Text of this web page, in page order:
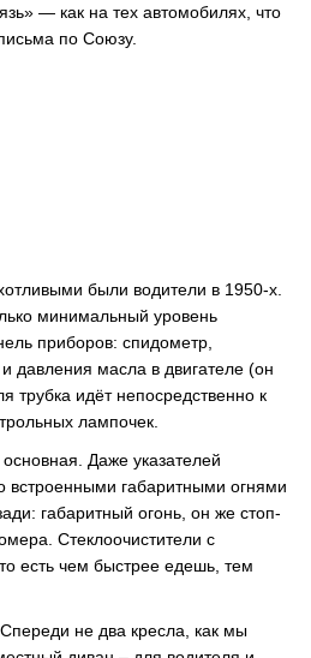
— как на тех автомобилях, что
по Союзу.
были водители в 1950-х.
минимальный уровень
приборов: спидометр,
давления масла в двигателе (он
трубка идёт непосредственно к
лампочек.
Даже указателей
встроенными габаритными огнями
габаритный огонь, он же стоп-
Стеклоочистители с
есть чем быстрее едешь, тем
не два кресла, как мы